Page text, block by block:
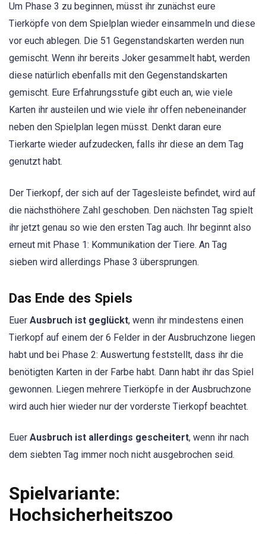
Um Phase 3 zu beginnen, müsst ihr zunächst eure
Tierköpfe von dem Spielplan wieder einsammeln und diese
vor euch ablegen. Die 51 Gegenstandskarten werden nun
gemischt. Wenn ihr bereits Joker gesammelt habt, werden
diese natürlich ebenfalls mit den Gegenstandskarten
gemischt. Eure Erfahrungsstufe gibt euch an, wie viele
Karten ihr austeilen und wie viele ihr offen nebeneinander
neben den Spielplan legen müsst. Denkt daran eure
Tierkarte wieder aufzudecken, falls ihr diese an dem Tag
genutzt habt.
Der Tierkopf, der sich auf der Tagesleiste befindet, wird auf
die nächsthöhere Zahl geschoben. Den nächsten Tag spielt
ihr jetzt genau so wie den ersten Tag auch. Ihr beginnt also
erneut mit Phase 1: Kommunikation der Tiere. An Tag
sieben wird allerdings Phase 3 übersprungen.
Das Ende des Spiels
Euer Ausbruch ist geglückt, wenn ihr mindestens einen
Tierkopf auf einem der 6 Felder in der Ausbruchzone liegen
habt und bei Phase 2: Auswertung feststellt, dass ihr die
benötigten Karten in der Farbe habt. Dann habt ihr das Spiel
gewonnen. Liegen mehrere Tierköpfe in der Ausbruchzone
wird auch hier wieder nur der vorderste Tierkopf beachtet.
Euer Ausbruch ist allerdings gescheitert, wenn ihr nach
dem siebten Tag immer noch nicht ausgebrochen seid.
Spielvariante:
Hochsicherheitszoo